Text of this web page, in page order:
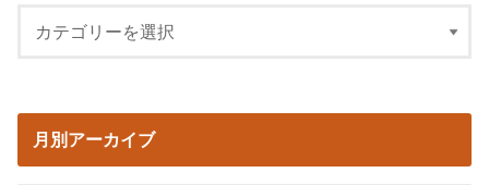
月別アーカイブ